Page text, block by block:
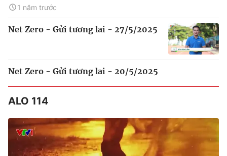
1 năm trước
Net Zero - Gửi tương lai - 27/5/2025
Net Zero - Gửi tương lai - 20/5/2025
ALO 114